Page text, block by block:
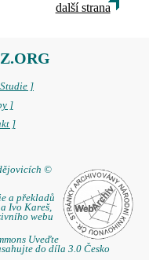
další strana
]
]
]
©
a překladů
Ivo Kareš,
webu
Uveďte
do díla 3.0 Česko